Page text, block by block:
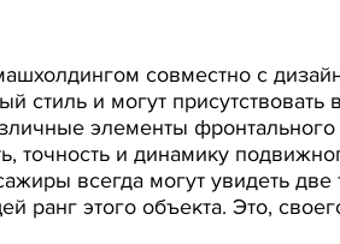
совместно с
стиль и могут
элементы
точность и динамику
всегда могут увидеть
ранг этого объекта. Это,